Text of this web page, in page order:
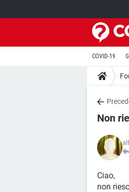
COVID-19
Non
Ciao,
non